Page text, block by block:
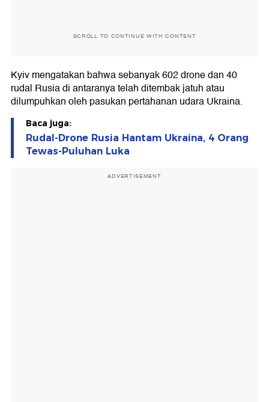
SCROLL TO CONTINUE WITH CONTENT
Kyiv mengatakan bahwa sebanyak 602 drone dan 40
rudal Rusia di antaranya telah ditembak jatuh atau
dilumpuhkan oleh pasukan pertahanan udara Ukraina.
Baca juga:
Rudal-Drone Rusia Hantam Ukraina, 4 Orang
Tewas-Puluhan Luka
ADVERTISEMENT